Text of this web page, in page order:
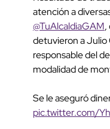
atención a
@TuAlcaldiaGAM,
detuvieron a Julio
responsable del
modalidad de
Se le aseguró
pic.twitter.com/